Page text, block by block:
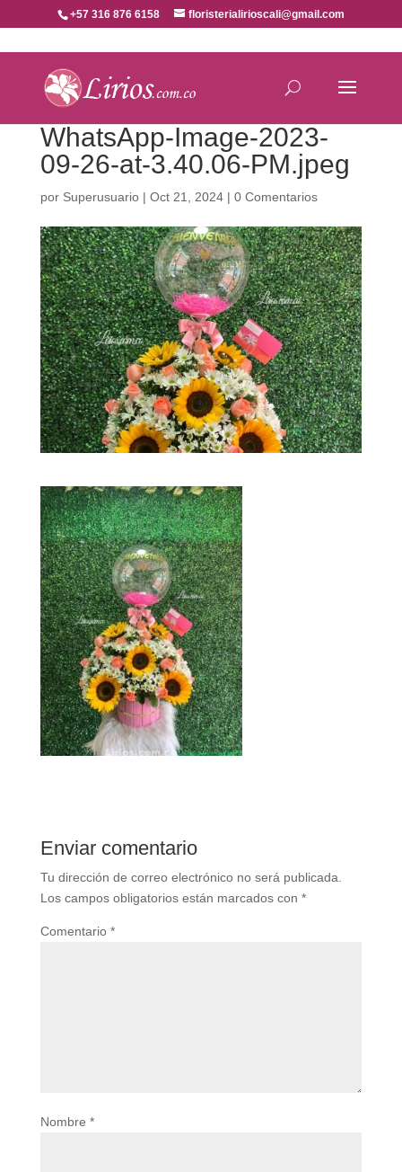
+57 316 876 6158 floristerialirioscali@gmail.com
WhatsApp-Image-2023-
09-26-at-3.40.06-PM.jpeg
por Superusuario| Oct 21, 2024| 0 Comentarios
Enviar comentario
Tu dirección de correo electrónico no será publicada.
Los campos obligatorios están marcados con *
Comentario *
Nombre *